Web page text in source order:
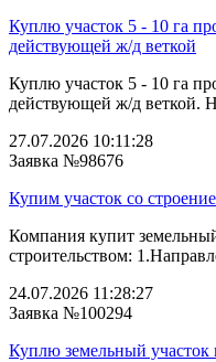
Куплю участок 5 - 10 га
действующей ж/д веткой
Куплю участок 5 - 10 га
действующей ж/д веткой.
27.07.2026 10:11:28
Заявка №98676
Купим участок со
Компания купит
строительством:
24.07.2026 11:28:27
Заявка №100294
Куплю земельный участок